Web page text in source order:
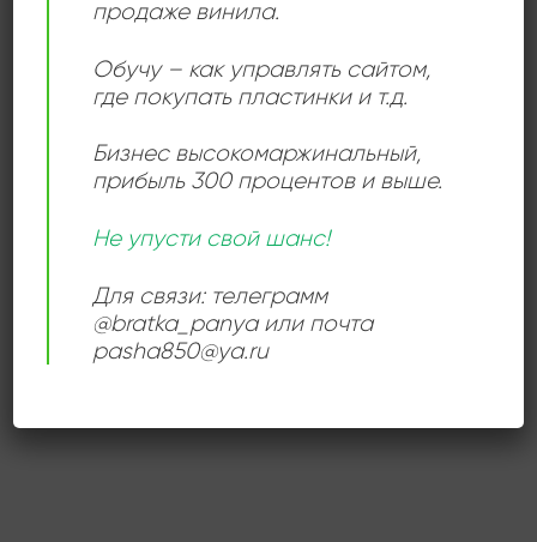
ИСПОЛНИТЕЛЬ The Gap Band
СЛУШАТЬ ОНЛАЙН:
продаже винила.
Обучу – как управлять сайтом,
где покупать пластинки и т.д.
Бизнес высокомаржинальный,
прибыль 300 процентов и выше.
Не упусти свой шанс!
Для связи: телеграмм
@bratka_panya или почта
pasha850@ya.ru